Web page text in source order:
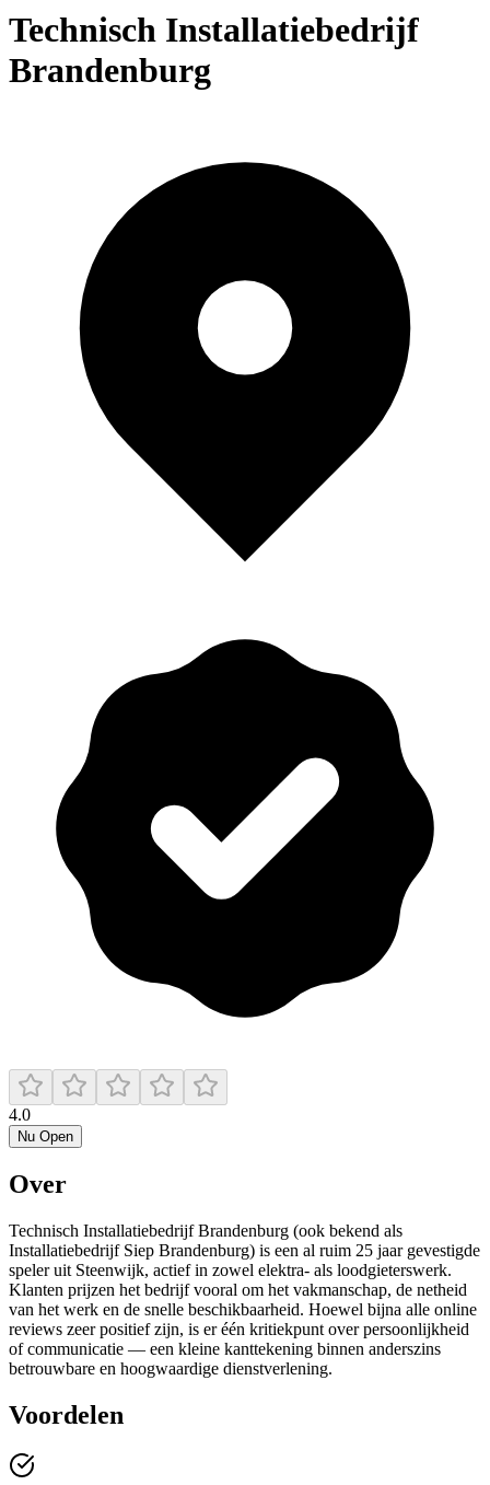
Technisch Installatiebedrijf
Brandenburg
4.0
Nu Open
Over
Technisch Installatiebedrijf Brandenburg (ook bekend als
Installatiebedrijf Siep Brandenburg) is een al ruim 25 jaar gevestigde
speler uit Steenwijk, actief in zowel elektra- als loodgieterswerk.
Klanten prijzen het bedrijf vooral om het vakmanschap, de netheid
van het werk en de snelle beschikbaarheid. Hoewel bijna alle online
reviews zeer positief zijn, is er één kritiekpunt over persoonlijkheid
of communicatie — een kleine kanttekening binnen anderszins
betrouwbare en hoogwaardige dienstverlening.
Voordelen